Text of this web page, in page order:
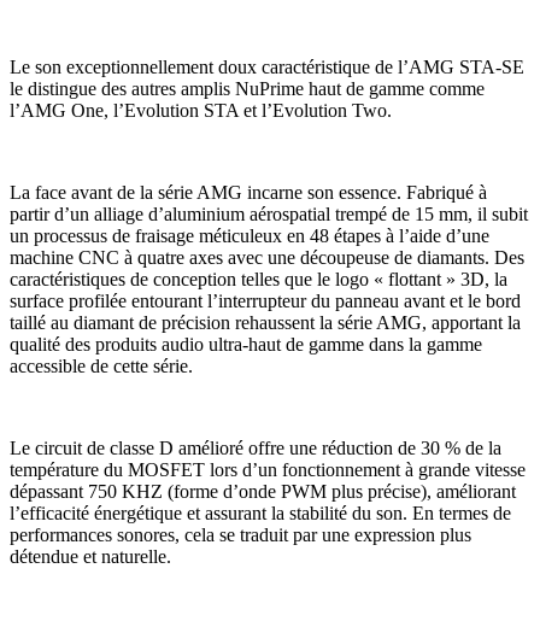
Le son exceptionnellement doux caractéristique de l’AMG STA-SE
le distingue des autres amplis NuPrime haut de gamme comme
l’AMG One, l’Evolution STA et l’Evolution Two.
La face avant de la série AMG incarne son essence. Fabriqué à
partir d’un alliage d’aluminium aérospatial trempé de 15 mm, il subit
un processus de fraisage méticuleux en 48 étapes à l’aide d’une
machine CNC à quatre axes avec une découpeuse de diamants. Des
caractéristiques de conception telles que le logo « flottant » 3D, la
surface profilée entourant l’interrupteur du panneau avant et le bord
taillé au diamant de précision rehaussent la série AMG, apportant la
qualité des produits audio ultra-haut de gamme dans la gamme
accessible de cette série.
Le circuit de classe D amélioré offre une réduction de 30 % de la
température du MOSFET lors d’un fonctionnement à grande vitesse
dépassant 750 KHZ (forme d’onde PWM plus précise), améliorant
l’efficacité énergétique et assurant la stabilité du son. En termes de
performances sonores, cela se traduit par une expression plus
détendue et naturelle.